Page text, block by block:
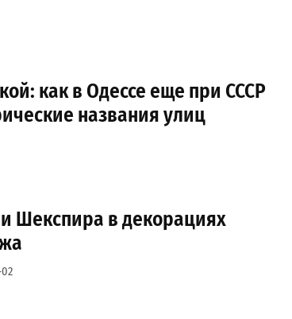
как в Одессе еще при СССР
названия улиц
Шекспира в декорациях